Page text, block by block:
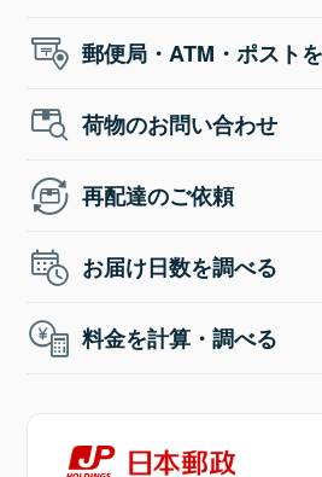
郵便局・ATM・ポスト
荷物のお問い合わせ
再配達のご依頼
お届け日数を調べる
料金を計算・調べる